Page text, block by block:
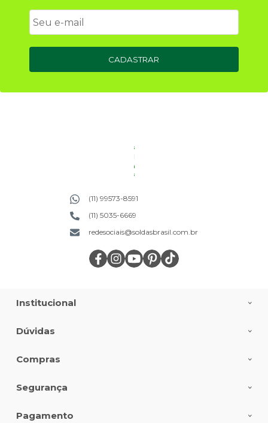
CADASTRAR
(11) 99573-8591
(11) 5035-6669
redesociais@soldasbrasil.com.br
Institucional
Dúvidas
Compras
Segurança
Pagamento